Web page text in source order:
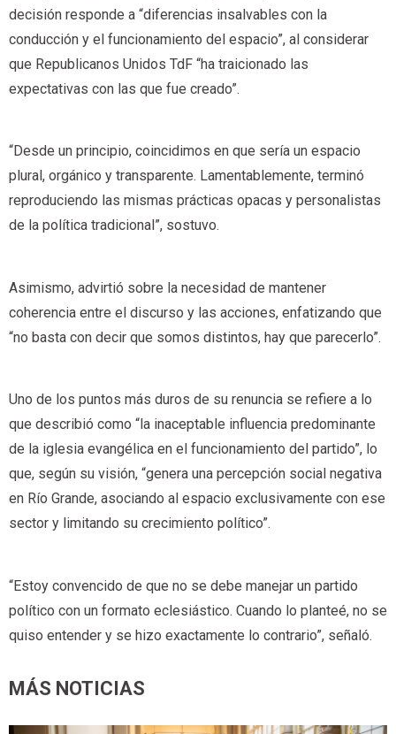
decisión responde a “diferencias insalvables con la
conducción y el funcionamiento del espacio”, al considerar
que Republicanos Unidos TdF “ha traicionado las
expectativas con las que fue creado”.
“Desde un principio, coincidimos en que sería un espacio
plural, orgánico y transparente. Lamentablemente, terminó
reproduciendo las mismas prácticas opacas y personalistas
de la política tradicional”, sostuvo.
Asimismo, advirtió sobre la necesidad de mantener
coherencia entre el discurso y las acciones, enfatizando que
“no basta con decir que somos distintos, hay que parecerlo”.
Uno de los puntos más duros de su renuncia se refiere a lo
que describió como “la inaceptable influencia predominante
de la iglesia evangélica en el funcionamiento del partido”, lo
que, según su visión, “genera una percepción social negativa
en Río Grande, asociando al espacio exclusivamente con ese
sector y limitando su crecimiento político”.
“Estoy convencido de que no se debe manejar un partido
político con un formato eclesiástico. Cuando lo planteé, no se
quiso entender y se hizo exactamente lo contrario”, señaló.
MÁS NOTICIAS